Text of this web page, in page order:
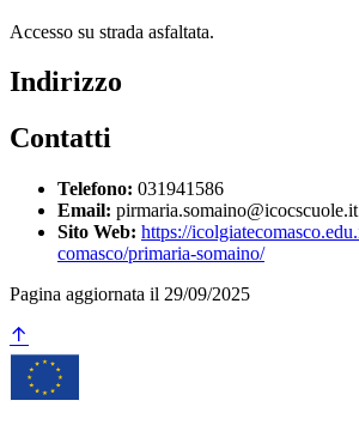
Accesso su strada asfaltata.
Indirizzo
Contatti
Telefono: 031941586
Email: pirmaria.somaino@icocscuole.it
Sito Web: https://
comasco/primaria-somaino/
Pagina aggiornata il 29/09/2025